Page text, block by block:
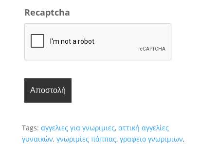
Recaptcha
Tags: αγγελιες για γνωριμιες, αττική αγγελίες
γυναικών, γνωριμίες πάππας, γραφειο γνωριμιων,